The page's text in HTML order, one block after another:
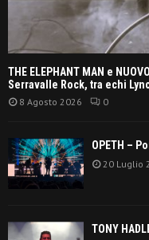
THE ELEPHANT MAN e
Serravalle Rock, tra echi
8 Agosto 2026 0
OPETH –
20 Luglio
TONY